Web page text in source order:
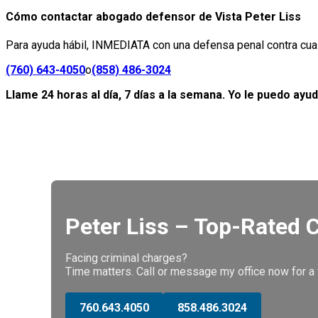
Cómo contactar abogado defensor de Vista Peter Liss
Para ayuda hábil, INMEDIATA con una defensa penal contra
(760) 643-4050o(858) 486-3024
Llame 24 horas al día, 7 días a la semana. Yo le puedo
Peter Liss – Top-Rated
Facing criminal charges?
Time matters. Call or message my office now for
760.643.4050 858.486.3024